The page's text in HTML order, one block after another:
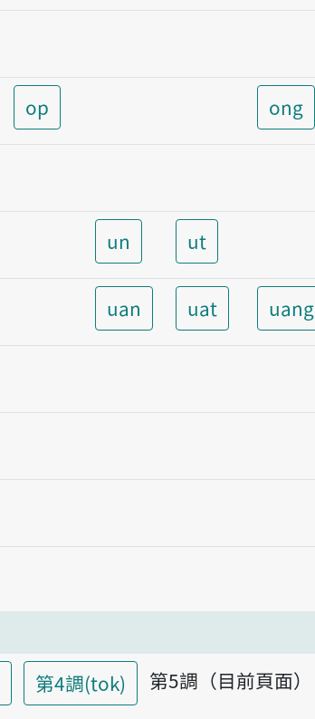
op ong
un ut
uan uat uang
第4調(tok) 第5調（目前頁面）